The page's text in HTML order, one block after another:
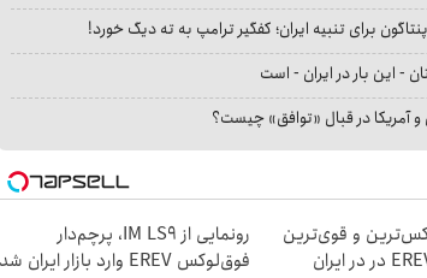
برای تنبیه ایران؛ کفگیر ترامپ به ته دیگ خورد!
- این بار در ایران - است
و آمریکا در قبال «توافق» چیست؟
و قوی‌ترین
شاسی بلند EREV در در ایران
رونمایی از IM LS9، پرچم‌دار
فوق‌لوکس EREV وارد بازار ایران شد